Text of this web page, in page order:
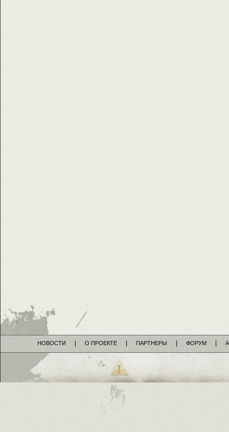
НОВОСТИ О ПРОЕКТЕ ПАРТНЕРЫ ФОРУМ